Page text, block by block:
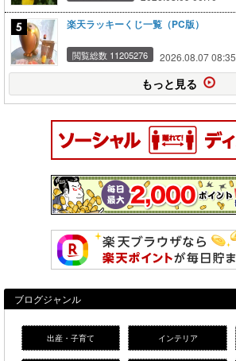
楽天ラッキーくじ一覧（PC版）
閲覧総数 11205276 2026.08.07 08:35
もっと見る
ブログジャンル
出産・子育て インテリア